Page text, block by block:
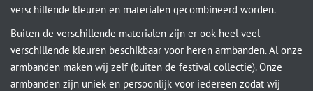
verschillende kleuren en materialen gecombineerd worden.
Buiten de verschillende materialen zijn er ook heel veel
verschillende kleuren beschikbaar voor heren armbanden. Al onze
armbanden maken wij zelf (buiten de festival collectie). Onze
armbanden zijn uniek en persoonlijk voor iedereen zodat wij